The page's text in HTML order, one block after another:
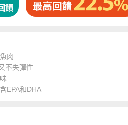
肉
不失彈性
EPA和DHA